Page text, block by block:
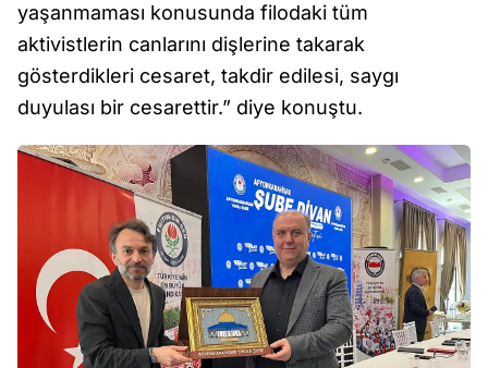
yaşanmaması konusunda filodaki tüm
aktivistlerin canlarını dişlerine takarak
gösterdikleri cesaret, takdir edilesi, saygı
duyulası bir cesarettir.” diye konuştu.